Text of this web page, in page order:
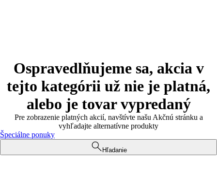
Ospravedlňujeme sa, akcia v
tejto kategórii už nie je platná,
alebo je tovar vypredaný
Pre zobrazenie platných akcií, navštívte našu Akčnú stránku a
vyhľadajte alternatívne produkty
Špeciálne ponuky
Hľadanie